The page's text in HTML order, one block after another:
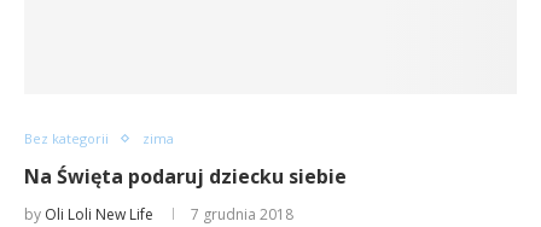
Bez kategorii zima
Na Święta podaruj dziecku siebie
by Oli Loli New Life 7 grudnia 2018